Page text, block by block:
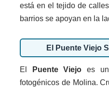
está en el tejido de
barrios se apoyan en la
El Puente Viejo
El Puente Viejo es
fotogénicos de Molina.